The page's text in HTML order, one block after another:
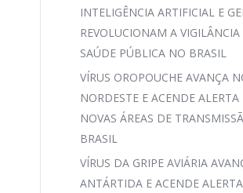
INTELIGÊNCIA ARTIFICIAL E
REVOLUCIONAM A VIGILÂNCIA
SAÚDE PÚBLICA NO BRASIL
VÍRUS OROPOUCHE AVANÇA
NORDESTE E ACENDE ALERTA
NOVAS ÁREAS DE
BRASIL
VÍRUS DA GRIPE AVIÁRIA
ANTÁRTIDA E ACENDE